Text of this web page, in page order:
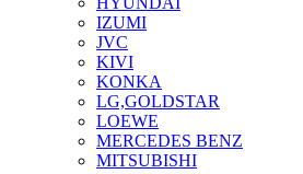
IZUMI
JVC
KIVI
KONKA
LG,GOLDSTAR
LOEWE
MERCEDES BENZ
MITSUBISHI